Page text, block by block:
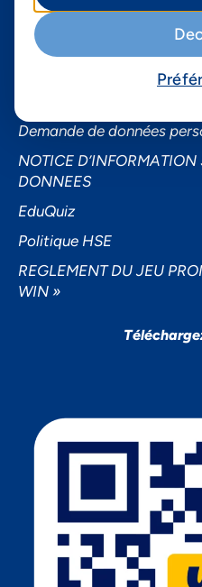
Trouvez une agence
Assistance
Conditions générales
Demande de données
NOTICE
DONNEES
EduQuiz
Politique HSE
REGLEMENT DU JEU
WIN »